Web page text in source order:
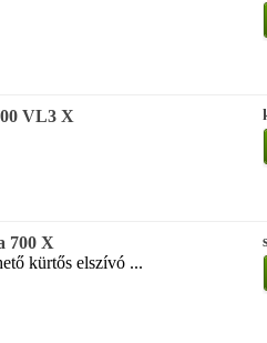
VL3 X
700 X
kürtős elszívó ...